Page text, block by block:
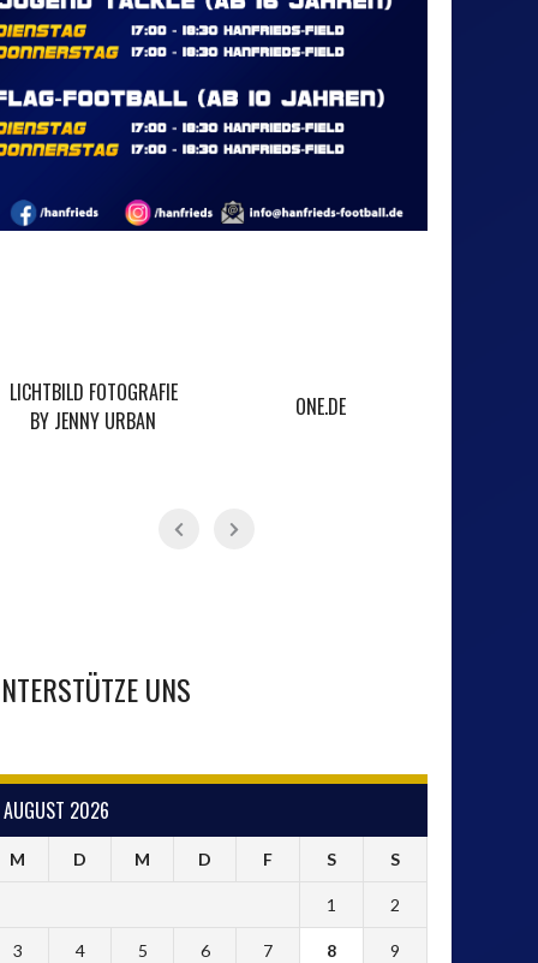
LICHTBILD FOTOGRAFIE
BY JENNY URBAN
ONE.DE
UNS
AUGUST 2026
M D M D F S S
1 2
3 4 5 6 7 8 9